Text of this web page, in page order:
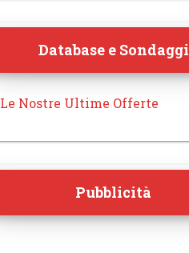
Database e Sondaggi
Le Nostre Ultime Offerte
Pubblicità